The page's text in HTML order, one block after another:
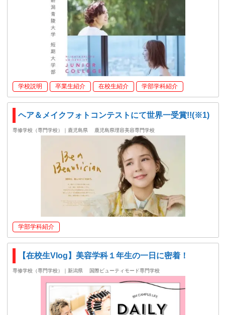
学校説明 卒業生紹介 在校生紹介 学部学科紹介
ヘア＆メイクフォトコンテストにて世界一受賞!!(※1)
専修学校（専門学校）｜鹿児島県 鹿児島県理容美容専門学校
学部学科紹介
【在校生Vlog】美容学科１年生の一日に密着！
専修学校（専門学校）｜新潟県 国際ビューティモード専門学校